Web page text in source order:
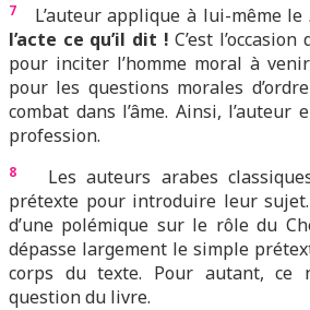
7 L’auteur applique à lui-même le
l’acte ce qu’il dit ! C’est
pour inciter l’homme moral à
pour les questions morales
combat dans l’âme. Ainsi, l’auteur
profession.
8
Les auteurs arabes
prétexte pour introduire leur sujet.
d’une polémique sur le rôle du
dépasse largement le simple
corps du texte. Pour autant, ce
question du livre.